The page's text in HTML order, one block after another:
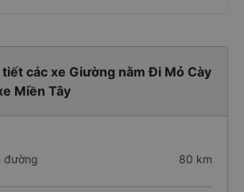
các xe Giường nằm Đi Mỏ Cày
Miền Tây
đường 80 km